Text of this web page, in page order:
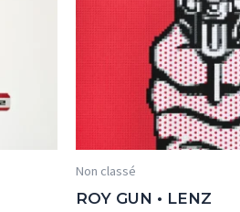
Non classé
ROY GUN • LENZ